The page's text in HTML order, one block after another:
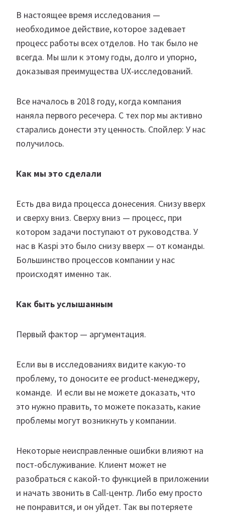
В настоящее время исследования —
необходимое действие, которое задевает
процесс работы всех отделов. Но так было не
всегда. Мы шли к этому годы, долго и упорно,
доказывая преимущества UX-исследований.​
Все началось в 2018 году, когда компания
наняла первого ресечера. С тех пор мы активно
старались донести эту ценность. Спойлер: У нас
получилось.
Как мы это сделали
Есть два вида процесса донесения. Снизу вверх
и сверху вниз. Сверху вниз — процесс, при
котором задачи поступают от руководства. У
нас в Kaspi это было снизу вверх — от команды.
Большинство процессов компании у нас
происходят именно так.​
Как быть услышанным
Первый фактор — аргументация.​
Если вы в исследованиях видите какую-то
проблему, то доносите ее product-менеджеру,
команде. И если вы не можете доказать, что
это нужно править, то можете показать, какие
проблемы могут возникнуть у компании.​ ​ ​
Некоторые неисправленные ошибки влияют на
пост-обслуживание. Клиент может не
разобраться с какой-то функцией в приложении
и начать звонить в Сall-центр. Либо ему просто
не понравится, и он уйдет. Так вы потеряете